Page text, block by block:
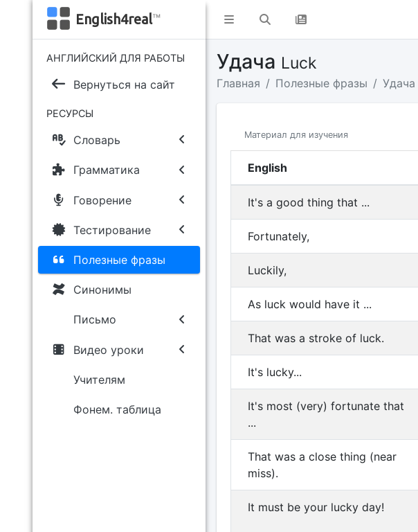
English4real™
АНГЛИЙСКИЙ ДЛЯ РАБОТЫ
Вернуться на сайт
РЕСУРСЫ
Словарь
Грамматика
Говорение
Тестирование
Полезные фразы
Синонимы
Письмо
Видео уроки
Учителям
Фонем. таблица
Удача Luck
Главная Полезные фразы Удача
Материал для изучения
English
It's a good thing that ...
Fortunately,
Luckily,
As luck would have it ...
That was a stroke of luck.
It's lucky...
It's most (very) fortunate that
...
That was a close thing (near
miss).
It must be your lucky day!